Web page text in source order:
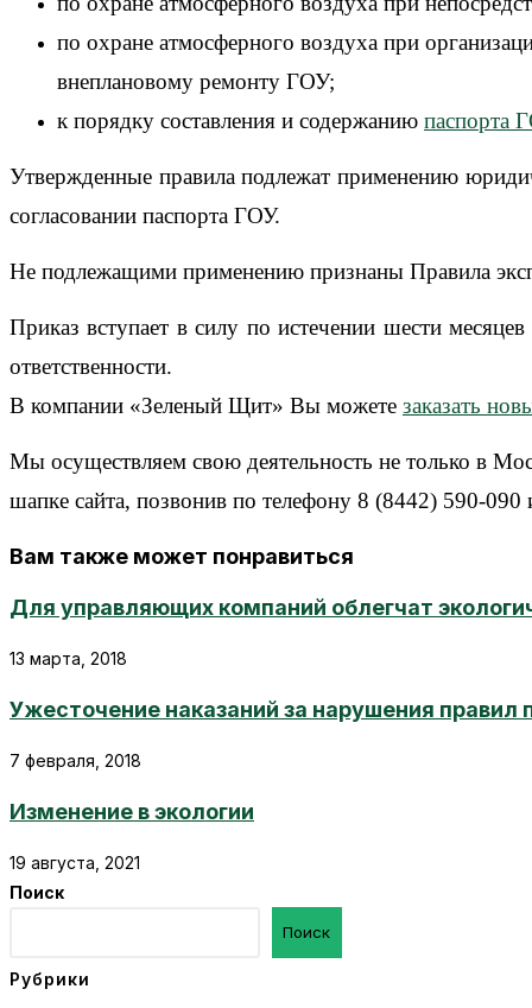
по охране атмосферного воздуха при
внеплановому ремонту ГОУ;
к порядку составления и содержанию паспорта
Утвержденные правила подлежат применению
согласовании паспорта ГОУ.
Не подлежащими применению признаны Правила
Приказ вступает в силу по истечении шести
ответственности.
В компании «Зеленый Щит» Вы можете заказать
Мы осуществляем свою деятельность не только в
шапке сайта, позвонив по телефону 8 (8442) 590-
Вам также может понравиться
Для управляющих компаний облегчат
13 марта, 2018
Ужесточение наказаний за нарушения
7 февраля, 2018
Изменение в экологии
19 августа, 2021
Поиск
Поиск
Рубрики